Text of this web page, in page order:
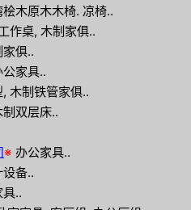
桧木原木木椅. 凉椅..
作桌, 木制家俱..
俱..
公家具..
, 木制铁管家俱..
制双层床..
※ 办公家具..
备..
..